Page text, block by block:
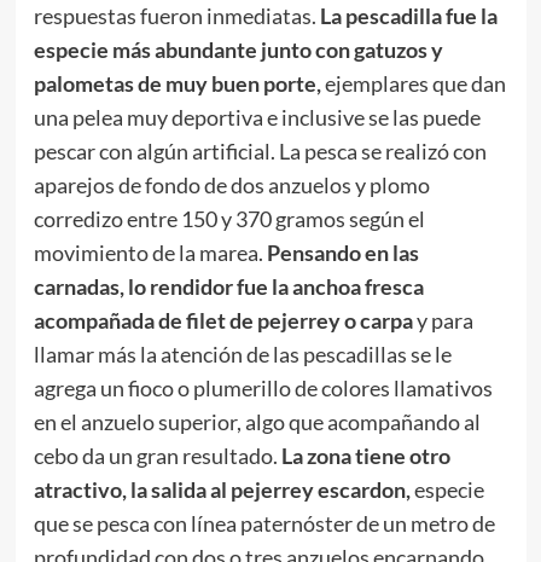
respuestas fueron inmediatas. La pescadilla fue la
especie más abundante junto con gatuzos y
palometas de muy buen porte,ejemplares que dan
una pelea muy deportiva e inclusive se las puede
pescar con algún artificial. La pesca se realizó con
aparejos de fondo de dos anzuelos y plomo
corredizo entre 150 y 370 gramos según el
movimiento de la marea. Pensando en las
carnadas, lo rendidor fue la anchoa fresca
acompañada de filet de pejerrey o carpay para
llamar más la atención de las pescadillas se le
agrega un fioco o plumerillo de colores llamativos
en el anzuelo superior, algo que acompañando al
cebo da un gran resultado. La zona tiene otro
atractivo, la salida al pejerrey escardon,especie
que se pesca con línea paternóster de un metro de